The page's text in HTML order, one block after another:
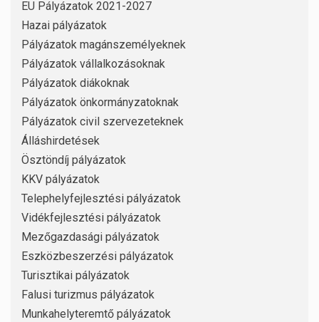
EU Pályázatok 2021-2027
Hazai pályázatok
Pályázatok magánszemélyeknek
Pályázatok vállalkozásoknak
Pályázatok diákoknak
Pályázatok önkormányzatoknak
Pályázatok civil szervezeteknek
Álláshirdetések
Ösztöndíj pályázatok
KKV pályázatok
Telephelyfejlesztési pályázatok
Vidékfejlesztési pályázatok
Mezőgazdasági pályázatok
Eszközbeszerzési pályázatok
Turisztikai pályázatok
Falusi turizmus pályázatok
Munkahelyteremtő pályázatok